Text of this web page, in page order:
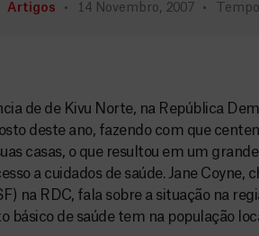
Artigos 14 Novembro, 2007
de de Kivu Norte, na República
deste ano, fazendo com que
casas, o que resultou em um
a cuidados de saúde. Jane Coyne,
na RDC, fala sobre a situação na
básico de saúde tem na população